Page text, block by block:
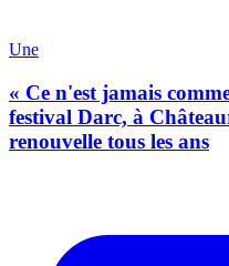
Une
« Ce n'est jamais
festival Darc, à
renouvelle tous les ans